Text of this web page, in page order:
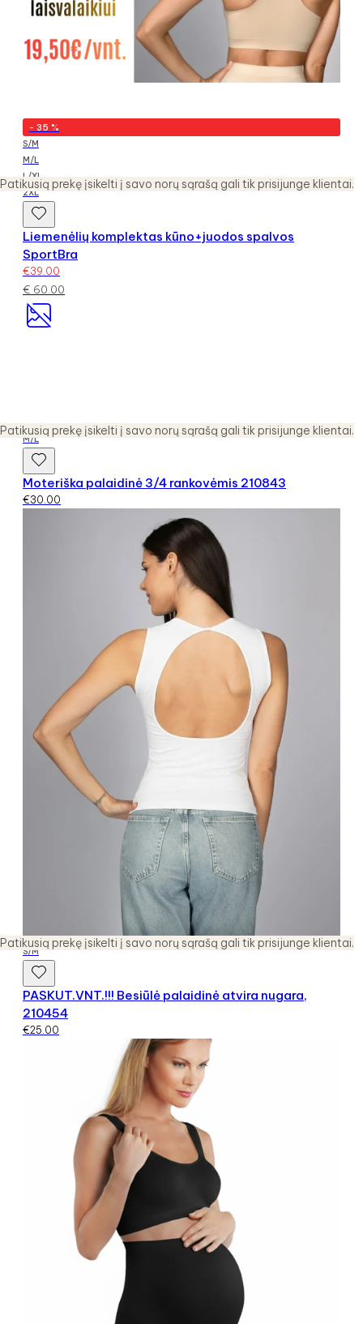
Patikusią prekę įsikelti į savo norų sąrašą gali tik prisijunge klientai.
Patikusią prekę įsikelti į savo norų sąrašą gali tik prisijunge klientai.
Patikusią prekę įsikelti į savo norų sąrašą gali tik prisijunge klientai.
- 35 %
S/M
M/L
L/XL
2XL
Liemenėlių komplektas kūno+juodos spalvos
SportBra
€39.00
€ 60.00
M/L
Moteriška palaidinė 3/4 rankovėmis 210843
€30.00
S/M
PASKUT.VNT.!!! Besiūlė palaidinė atvira nugara,
210454
€25.00